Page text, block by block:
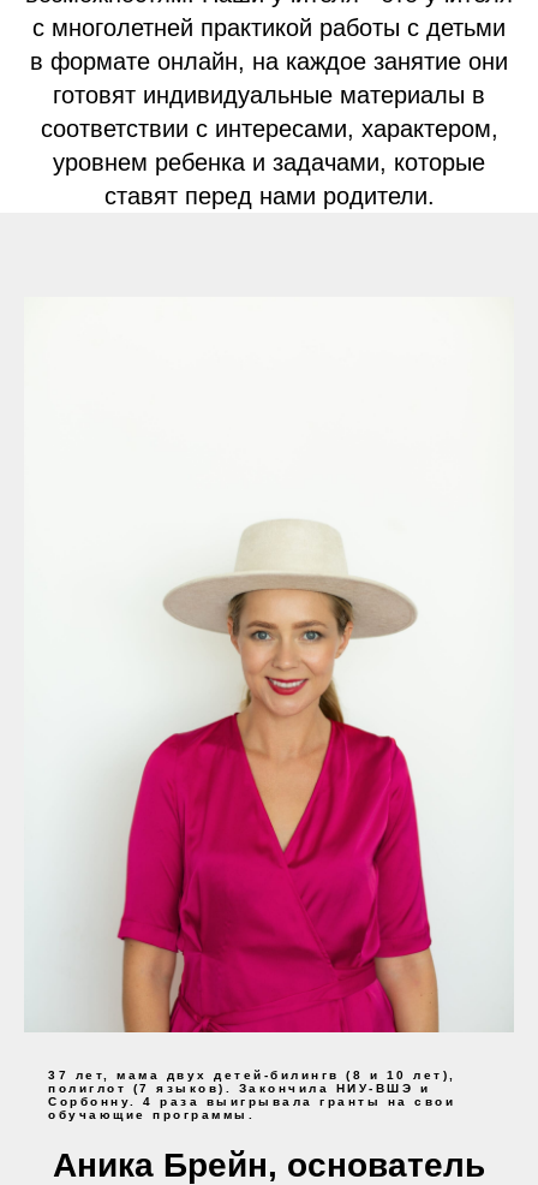
с многолетней практикой работы с детьми
в формате онлайн, на каждое занятие они
готовят индивидуальные материалы в
соответствии с интересами, характером,
уровнем ребенка и задачами, которые
ставят перед нами родители.
37 лет, мама двух детей-билингв (8 и 10 лет),
полиглот (7 языков). Закончила НИУ-ВШЭ и
Сорбонну. 4 раза выигрывала гранты на свои
обучающие программы.
Аника Брейн, основатель